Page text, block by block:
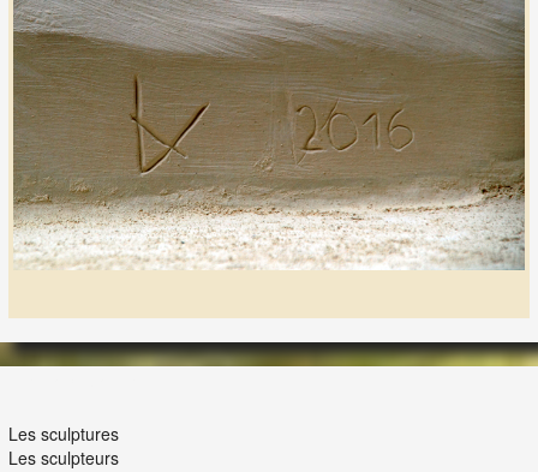
Les sculptures
Les sculpteurs